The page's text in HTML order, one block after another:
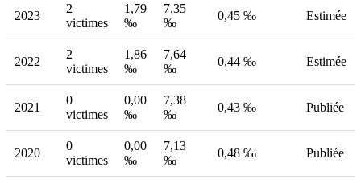
2023
2
victimes
1,79
‰
7,35
‰
0,45 ‰ Estimée
2022
2
victimes
1,86
‰
7,64
‰
0,44 ‰ Estimée
2021
0
victimes
0,00
‰
7,38
‰
0,43 ‰ Publiée
2020
0
victimes
0,00
‰
7,13
‰
0,48 ‰ Publiée